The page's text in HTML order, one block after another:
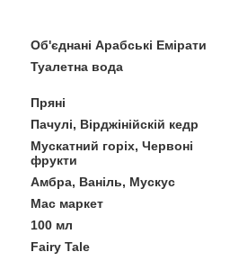
Об'єднані Арабські Емірати
Туалетна вода
Пряні
Пачулі, Вірджінійскій кедр
Мускатний горіх, Червоні
фрукти
Амбра, Ваніль, Мускус
Мас маркет
100 мл
Fairy Tale